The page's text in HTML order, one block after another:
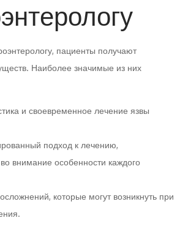
пациенты получают
Наиболее значимые из них
и своевременное лечение язвы
подход к лечению,
внимание особенности каждого
которые могут возникнуть при